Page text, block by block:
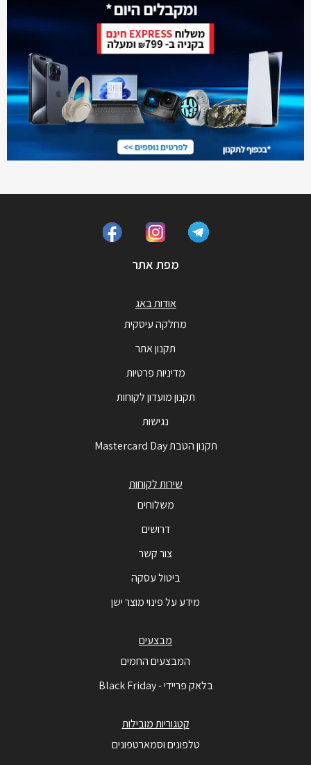
מפת אתר
אודות באג
מחלקה עיסקית
תקנון אתר
מדיניות פרטיות
תקנון מועדון לקוחות
נגישות
תקנון הטבת Mastercard Day
שירות לקוחות
משלוחים
דרושים
צור קשר
ביטול עסקה
מידע על פינוי מוצר ישן
מבצעים
המבצעים החמים
בלאק פריידי - Black Friday
קטגוריות מובילות
טלפונים וסמארטפונים